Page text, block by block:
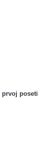
prvoj poseti